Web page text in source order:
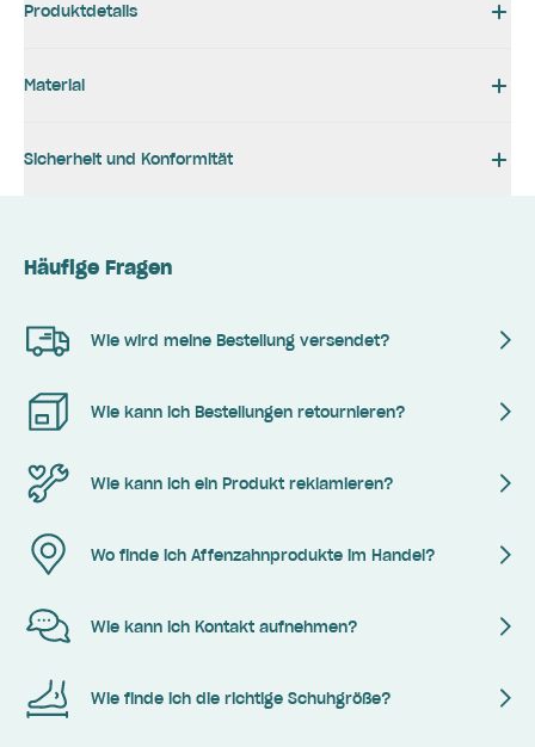
Produktdetails
Material
Sicherheit und Konformität
Häufige Fragen
Wie wird meine Bestellung versendet?
Wie kann ich Bestellungen retournieren?
Wie kann ich ein Produkt reklamieren?
Wo finde ich Affenzahnprodukte im Handel?
Wie kann ich Kontakt aufnehmen?
Wie finde ich die richtige Schuhgröße?